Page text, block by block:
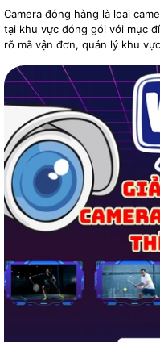
Camera đóng hàng là loại
tại khu vực đóng gói với mục
rõ mã vận đơn, quản lý khu